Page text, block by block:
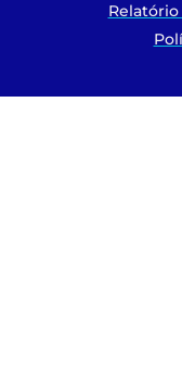
Relatório